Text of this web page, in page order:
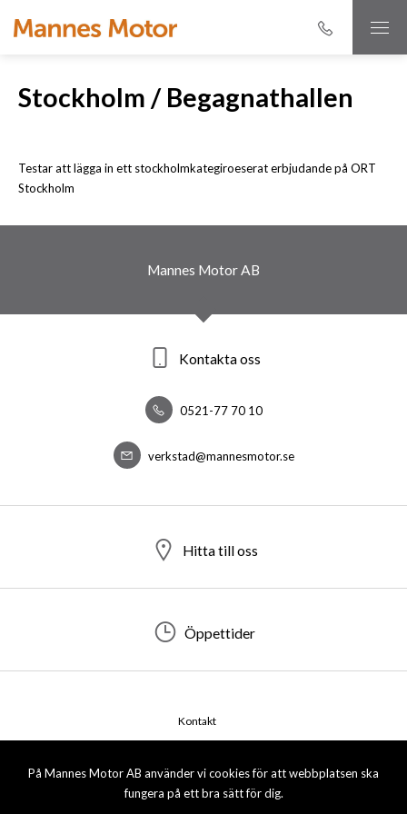
På Mannes Motor AB använder vi cookies för att webbplatsen ska
fungera på ett bra sätt för dig.
Stockholm / Begagnathallen
Testar att lägga in ett stockholmkategiroeserat erbjudande på ORT
Stockholm
Mannes Motor AB
Kontakta oss
0521-77 70 10
verkstad@mannesmotor.se
Hitta till oss
Öppettider
Kontakt